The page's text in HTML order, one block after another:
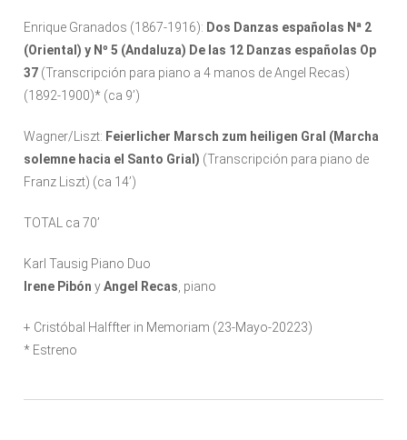
Enrique Granados (1867-1916): Dos Danzas españolas Nª 2
(Oriental) y Nº 5 (Andaluza) De las 12 Danzas españolas Op
37 (Transcripción para piano a 4 manos de Angel Recas)
(1892-1900)* (ca 9’)
Wagner/Liszt: Feierlicher Marsch zum heiligen Gral (Marcha
solemne hacia el Santo Grial) (Transcripción para piano de
Franz Liszt) (ca 14’)
TOTAL ca 70’
Karl Tausig Piano Duo
Irene Pibón yAngel Recas , piano
+ Cristóbal Halffter in Memoriam (23-Mayo-20223)
* Estreno